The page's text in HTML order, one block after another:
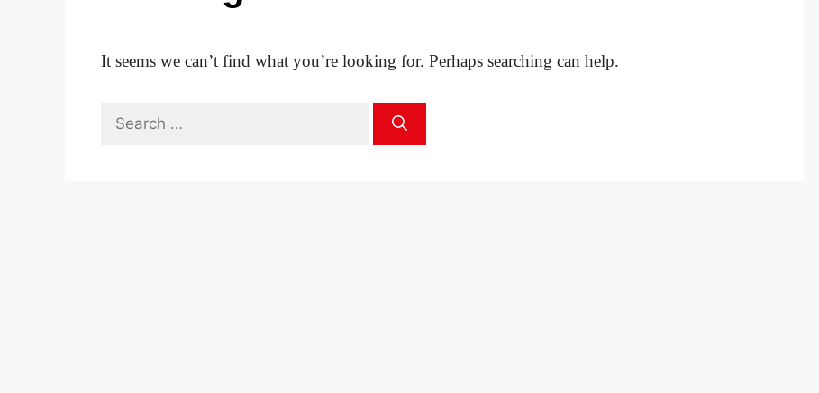
It seems we can’t find what you’re looking for. Perhaps searching can help.
Search